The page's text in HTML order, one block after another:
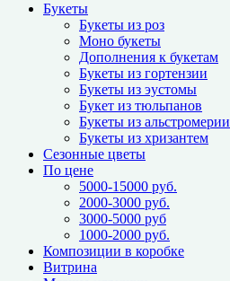
Букеты
Букеты из роз
Моно букеты
Дополнения к букетам
Букеты из гортензии
Букеты из эустомы
Букет из тюльпанов
Букеты из альстромерии
Букеты из хризантем
Сезонные цветы
По цене
5000-15000 руб.
2000-3000 руб.
3000-5000 руб
1000-2000 руб.
Композиции в коробке
Витрина